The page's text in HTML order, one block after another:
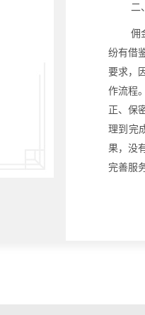
二
佣
纷有借
要求，
作流程
正、保
理到完
果，没
完善服